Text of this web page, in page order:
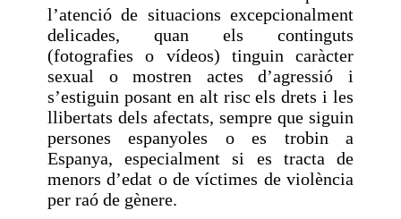
l’atenció de situacions excepcionalment
delicades, quan els continguts
(fotografies o vídeos) tinguin caràcter
sexual o mostren actes d’agressió i
s’estiguin posant en alt risc els drets i les
llibertats dels afectats, sempre que siguin
persones espanyoles o es trobin a
Espanya, especialment si es tracta de
menors d’edat o de víctimes de violència
per raó de gènere.